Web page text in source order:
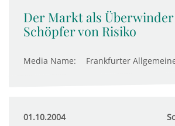
Der Markt als
Schöpfer von Risiko
Media Name: Frankfurter
01.10.2004